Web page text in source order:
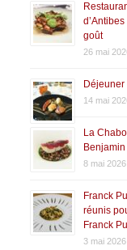
goût
26 mai
14 mai
La
8 mai 2026
Franck
réunis
Franck
3 mai 2026